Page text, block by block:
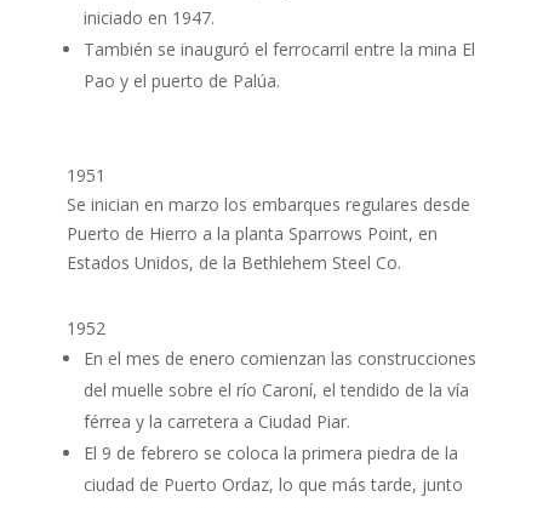
iniciado en 1947.
También se inauguró el ferrocarril entre la mina El
Pao y el puerto de Palúa.
1951
Se inician en marzo los embarques regulares desde
Puerto de Hierro a la planta Sparrows Point, en
Estados Unidos, de la Bethlehem Steel Co.
1952
En el mes de enero comienzan las construcciones
del muelle sobre el río Caroní, el tendido de la vía
férrea y la carretera a Ciudad Piar.
El 9 de febrero se coloca la primera piedra de la
ciudad de Puerto Ordaz, lo que más tarde, junto